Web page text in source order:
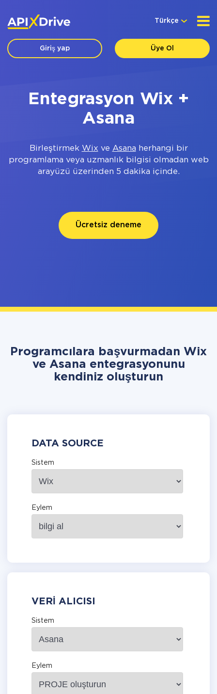
Türkçe
Giriş yap Üye Ol
Entegrasyon Wix +
Asana
Birleştirmek Wix ve Asana herhangi bir
programlama veya uzmanlık bilgisi olmadan web
arayüzü üzerinden 5 dakika içinde.
Ücretsiz deneme
Programcılara başvurmadan Wix
ve Asana entegrasyonunu
kendiniz oluşturun
DATA SOURCE
Sistem
Eylem
VERI ALICISI
Sistem
Eylem